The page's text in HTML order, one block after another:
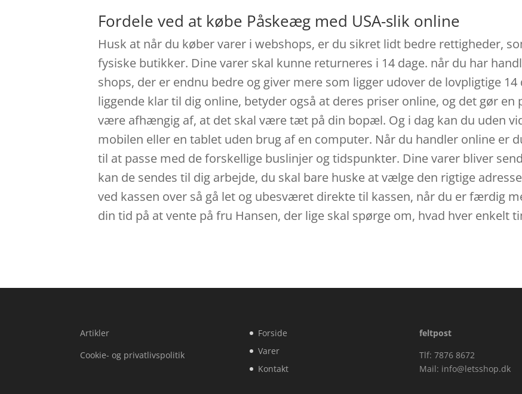
Fordele ved at købe Påskeæg med USA-slik online
Husk at når du køber varer i webshops, er du sikret lidt bedre rettigheder,
fysiske butikker. Dine varer skal kunne returneres i 14 dage. når du har
shops, der er endnu bedre og giver mere som ligger udover de lovpligtige
liggende klar til dig online, betyder også at deres priser online, og det gør
være afhængig af, at det skal være tæt på din bopæl. Og i dag kan du uden
mobilen eller en tablet uden brug af en computer. Når du handler online er
til at passe med de forskellige buslinjer og tidspunkter. Dine varer bliver
kan de sendes til dig arbejde, du skal bare huske at vælge den rigtige
ved kassen over så gå let og ubesværet direkte til kassen, når du er færdig
din tid på at vente på fru Hansen, der lige skal spørge om, hvad hver enkelt
Artikler
Cookie- og privatlivspolitik
Forside
Varer
Kontakt
feltpost
Tlf: 7876 8672
Mail: info@letsshop.dk